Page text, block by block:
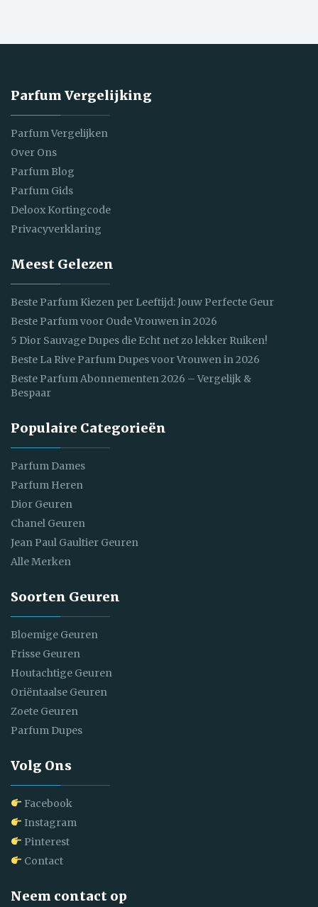
Parfum Vergelijking
Parfum Vergelijken
Over Ons
Parfum Blog
Parfum Gids
Deloox Kortingcode
Privacyverklaring
Meest Gelezen
Beste Parfum Kiezen per Leeftijd: Jouw Perfecte Geur
Beste Parfum voor Oude Vrouwen in 2026
5 Dior Sauvage Dupes die Echt net zo lekker Ruiken!
Beste La Rive Parfum Dupes voor Vrouwen in 2026
Beste Parfum Abonnementen 2026 – Vergelijk &
Bespaar
Populaire Categorieën
Parfum Dames
Parfum Heren
Dior Geuren
Chanel Geuren
Jean Paul Gaultier Geuren
Alle Merken
Soorten Geuren
Bloemige Geuren
Frisse Geuren
Houtachtige Geuren
Oriëntaalse Geuren
Zoete Geuren
Parfum Dupes
Volg Ons
Facebook
Instagram
Pinterest
Contact
Neem contact op